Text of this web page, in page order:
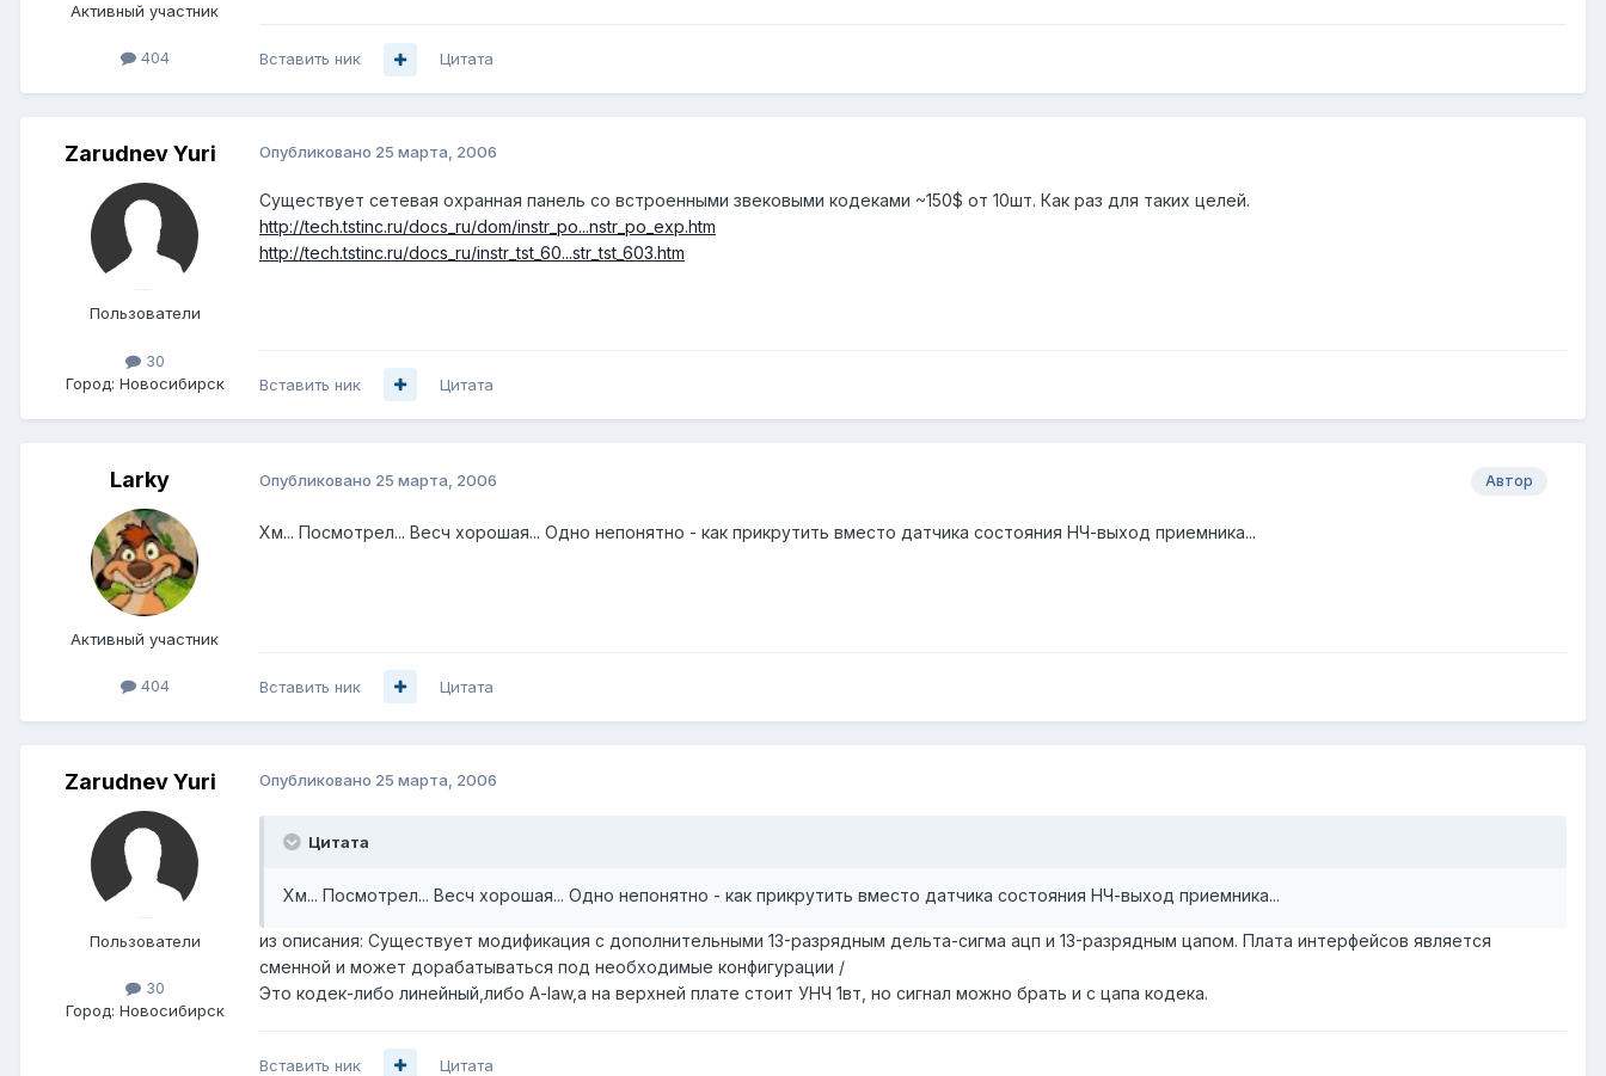
Активный участник
404 Вставить ник Цитата
Zarudnev Yuri
Пользователи
30
Город: Новосибирск
Опубликовано 25 марта, 2006
Существует сетевая охранная панель со встроенными звековыми кодеками ~150$ от 10шт. Как раз для таких целей.
http://tech.tstinc.ru/docs_ru/dom/instr_po...nstr_po_exp.htm
http://tech.tstinc.ru/docs_ru/instr_tst_60...str_tst_603.htm
Вставить ник Цитата
Larky
Активный участник
404
Автор
Опубликовано 25 марта, 2006
Хм... Посмотрел... Весч хорошая... Одно непонятно - как прикрутить вместо датчика состояния НЧ-выход приемника...
Вставить ник Цитата
Zarudnev Yuri
Пользователи
30
Город: Новосибирск
Опубликовано 25 марта, 2006
Цитата
Хм... Посмотрел... Весч хорошая... Одно непонятно - как прикрутить вместо датчика состояния НЧ-выход приемника...
из описания: Существует модификация с дополнительными 13-разрядным дельта-сигма ацп и 13-разрядным цапом. Плата интерфейсов является
сменной и может дорабатываться под необходимые конфигурации /
Это кодек-либо линейный,либо А-law,а на верхней плате стоит УНЧ 1вт, но сигнал можно брать и с цапа кодека.
Вставить ник Цитата